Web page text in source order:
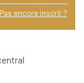
Pas encore inscrit ?